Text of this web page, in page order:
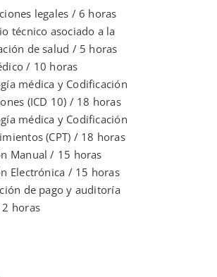
legales / 6 horas
técnico asociado a la
de salud / 5 horas
/ 10 horas
médica y Codificación
(ICD 10) / 18 horas
médica y Codificación
(CPT) / 18 horas
Manual / 15 horas
Electrónica / 15 horas
de pago y auditoría
horas